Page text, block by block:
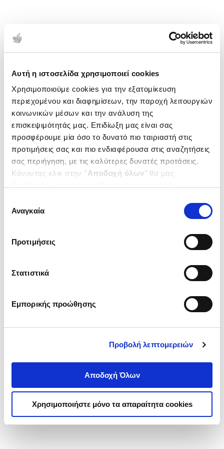
Αυτή η ιστοσελίδα χρησιμοποιεί cookies
Χρησιμοποιούμε cookies για την εξατομίκευση
περιεχομένου και διαφημίσεων, την παροχή λειτουργιών
κοινωνικών μέσων και την ανάλυση της
επισκεψιμότητάς μας. Επιδίωξη μας είναι σας
προσφέρουμε μία όσο το δυνατό πιο ταιριαστή στις
προτιμήσεις σας και πιο ενδιαφέρουσα στις αναζητήσεις
σας περιήγηση, με τις καλύτερες δυνατές προτάσεις.
Κάνοντας κλικ στην ‘’Αποδοχή όλων’’ θα μας
ενδιαφέρουν και να επιλέξετε από τα παρακάτω με την
΄΄και να ενημερωθείτε σχετικά με
συγκατάθεσης
Αναγκαία
Προτιμήσεις
Στατιστικά
Εμπορικής προώθησης
Προβολή λεπτομερειών
Αποδοχή Όλων
Χρησιμοποιήστε μόνο τα απαραίτητα cookies